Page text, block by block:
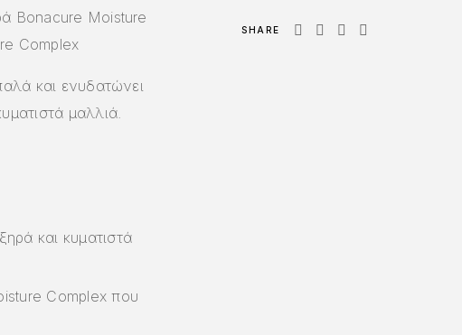
Bonacure Moisture
Complex
και ενυδατώνει
μαλλιά.
και κυματιστά
Complex που
SHARE